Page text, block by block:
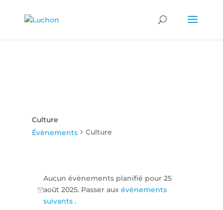
Culture
Évènements
Culture
for
25
Notice
Aucun évènements planifié pour 25
août 2025. Passer auxévènements
suivants.